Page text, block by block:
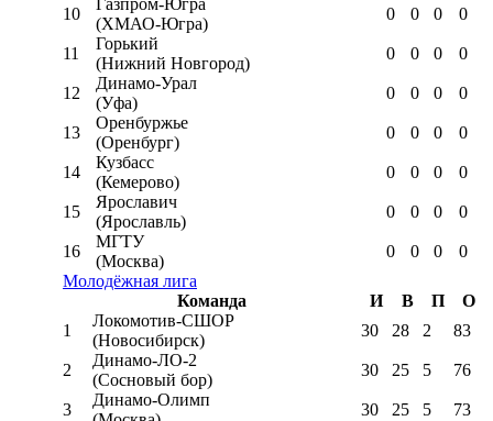
10
Газпром-Югра
(ХМАО-Югра)
0 0 0 0
11
Горький
(Нижний Новгород)
0 0 0 0
12
Динамо-Урал
(Уфа)
0 0 0 0
13
Оренбуржье
(Оренбург)
0 0 0 0
14
Кузбасс
(Кемерово)
0 0 0 0
15
Ярославич
(Ярославль)
0 0 0 0
16
МГТУ
(Москва)
0 0 0
0
Молодёжная лига
Команда
И В П
О
1
Локомотив-CШОР
(Новосибирск)
30 28 2 83
2
Динамо-ЛО-2
(Сосновый бор)
30 25 5 76
3
Динамо-Олимп
30 25 5 73